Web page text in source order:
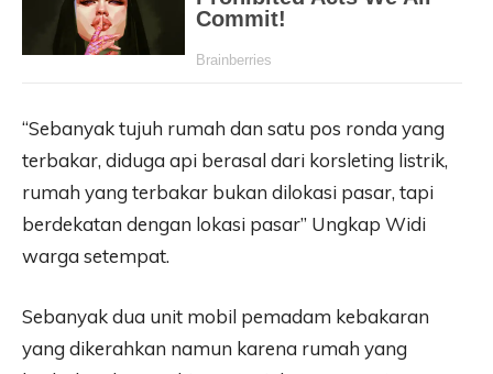
“Sebanyak tujuh rumah dan satu pos ronda yang
terbakar, diduga api berasal dari korsleting listrik,
rumah yang terbakar bukan dilokasi pasar, tapi
berdekatan dengan lokasi pasar” Ungkap Widi
warga setempat.
Sebanyak dua unit mobil pemadam kebakaran
yang dikerahkan namun karena rumah yang